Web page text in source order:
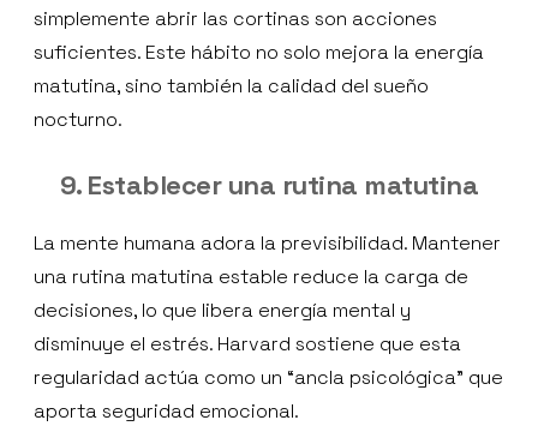
simplemente abrir las cortinas son acciones
suficientes. Este hábito no solo mejora la energía
matutina, sino también la calidad del sueño
nocturno.
9. Establecer una rutina matutina
La mente humana adora la previsibilidad. Mantener
una rutina matutina estable reduce la carga de
decisiones, lo que libera energía mental y
disminuye el estrés. Harvard sostiene que esta
regularidad actúa como un “ancla psicológica” que
aporta seguridad emocional.